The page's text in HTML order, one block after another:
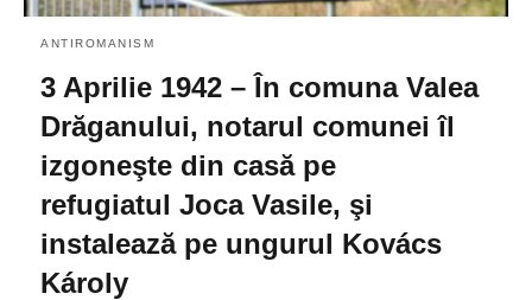
ANTIROMANISM
3 Aprilie 1942 – În comuna Valea
Drăganului, notarul comunei îl
izgoneşte din casă pe
refugiatul Joca Vasile, şi
instalează pe ungurul Kovács
Károly